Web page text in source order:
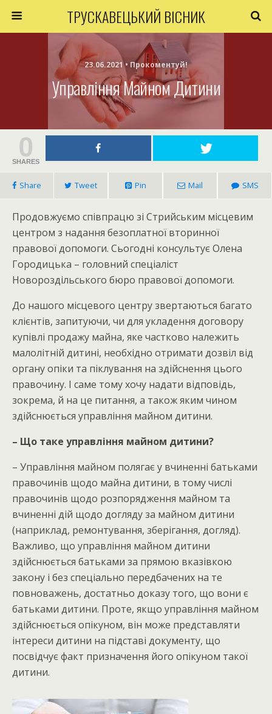
ТРУСКАВЕЦЬКИЙ ВІСНИК
23.06.2021 • Прокоментуй!
Управління Майном Дитини
0
SHARES
Share Tweet Pin Mail SMS
Продовжуємо співпрацю зі Стрийським місцевим
центром з надання безоплатної вторинної
правової допомоги. Сьогодні консультує Олена
Городицька – головний спеціаліст
Новороздільського бюро правової допомоги.
До нашого місцевого центру звертаються багато
клієнтів, запитуючи, чи для укладення договору
купівлі продажу майна, яке частково належить
малолітній дитині, необхідно отримати дозвіл від
органу опіки та піклування на здійснення цього
правочину. І саме тому хочу надати відповідь,
зокрема, й на це питання, а також яким чином
здійснюється управління майном дитини.
– Що таке управління майном дитини?
– Управління майном полягає у вчиненні батьками
правочинів щодо майна дитини, в тому числі
правочинів щодо розпорядження майном та
вчиненні дій щодо догляду за майном дитини
(наприклад, ремонтування, зберігання, догляд).
Важливо, що управління майном дитини
здійснюється батьками за прямою вказівкою
закону і без спеціально передбачених на те
повноважень, достатньо доказу того, що вони є
батьками дитини. Проте, якщо управління майном
здійснюється опікуном, він може представляти
інтереси дитини на підставі документу, що
посвідчує факт призначення його опікуном такої
дитини.